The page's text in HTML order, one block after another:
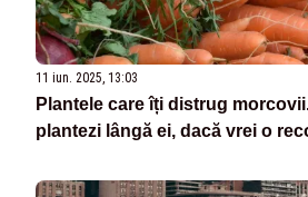
11 iun. 2025, 13:03
Plantele care îți distrug
plantezi lângă ei, dacă vrei o